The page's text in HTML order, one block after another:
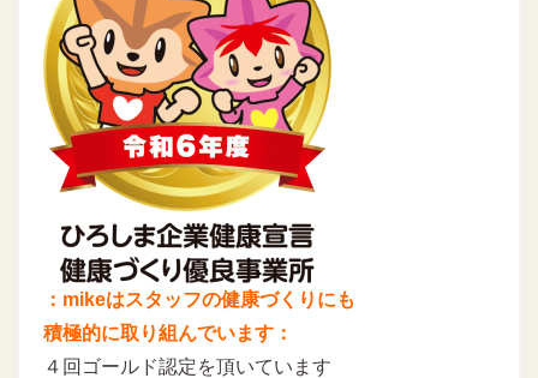
：mikeはスタッフの健康づくりにも
積極的に取り組んでいます：
４回ゴールド認定を頂いています